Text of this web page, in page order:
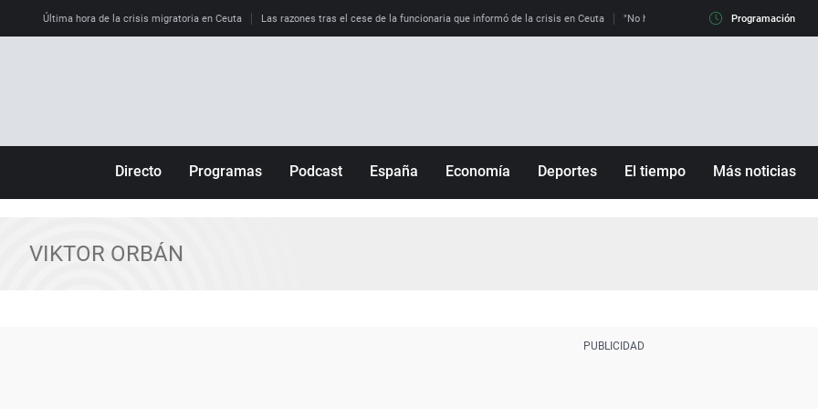
Última hora de la crisis migratoria en Ceuta Las razones tras el cese de la funcionaria que informó de la crisis en Ceuta "No hay mafias, que no nos engañen":
Programación
Directo Programas
Julia en la onda
Podcast España Economía Deportes El tiempo Más noticias
VIKTOR ORBÁN